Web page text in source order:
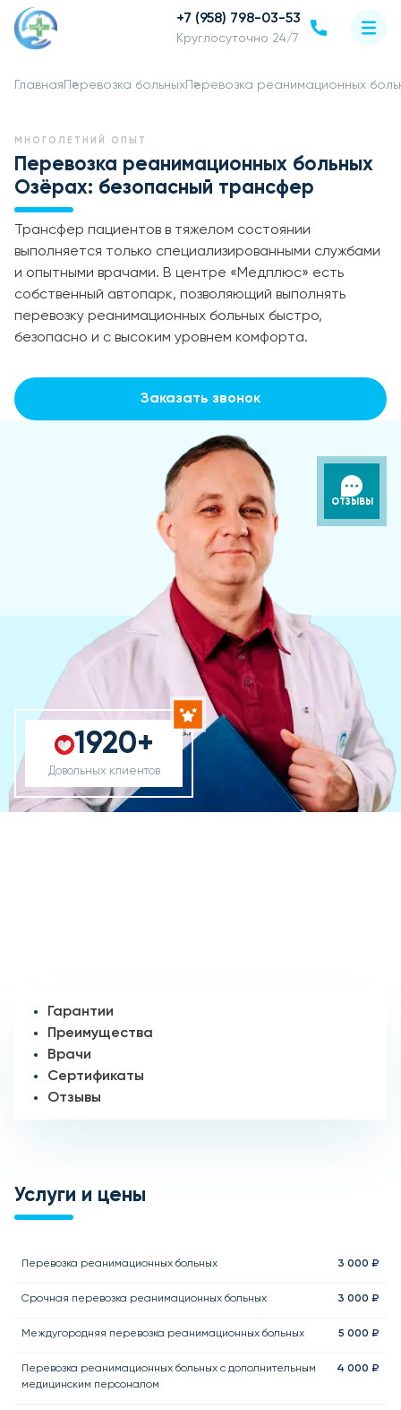
+7 (958) 798-03-53
Круглосуточно 24/7
Главная Перевозка больных Перевозка реанимационных
МНОГОЛЕТНИЙ ОПЫТ
Перевозка реанимационных больных
Озёрах: безопасный трансфер
Трансфер пациентов в тяжелом состоянии
выполняется только специализированными службами
и опытными врачами. В центре «Медплюс» есть
собственный автопарк, позволяющий выполнять
перевозку реанимационных больных быстро,
безопасно и с высоким уровнем комфорта.
Заказать звонок
1920+
Довольных клиентов
ОТЗЫВЫ
Гарантии
Преимущества
Врачи
Сертификаты
Отзывы
Услуги и цены
Перевозка реанимационных больных 3 000 ₽
Срочная перевозка реанимационных больных 3 000 ₽
Междугородняя перевозка реанимационных больных 5 000 ₽
Перевозка реанимационных больных с дополнительным
медицинским персоналом
4 000 ₽